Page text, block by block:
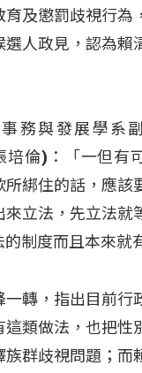
育及懲罰歧視行為
選人政見，認為賴
務與發展學系
倫)：「一但有
所綁住的話，應該
來立法，先立法就
制度而且本來就
轉，指出目前行
類做法，也把性
族群歧視問題；而